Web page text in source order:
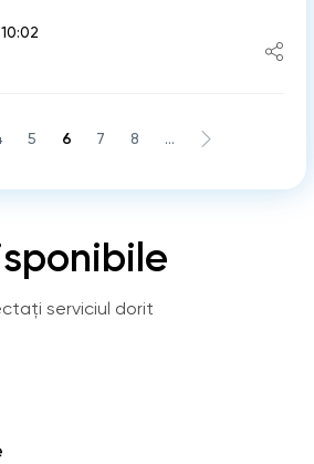
serviciul dorit
5 6 7 8 ...